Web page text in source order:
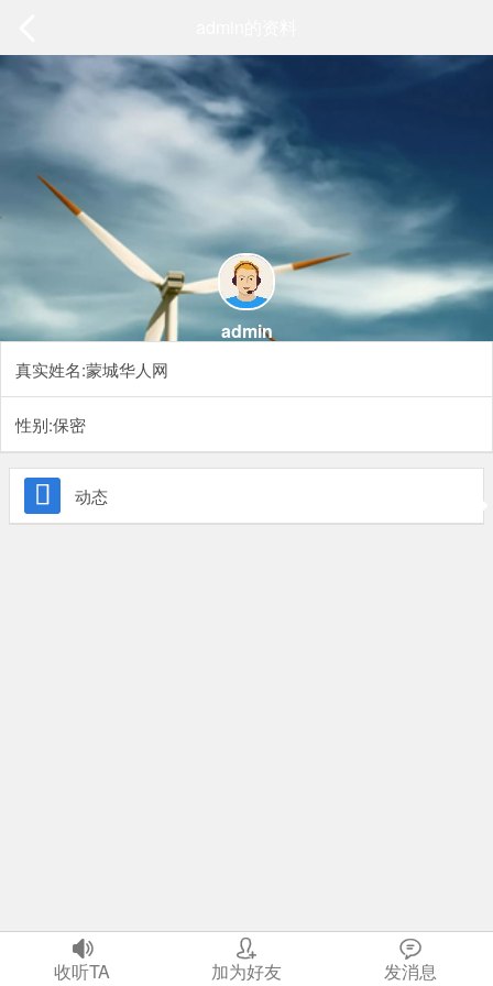
admin
真实姓名:蒙城华人网
性别:保密
 动态

收听TA

加为好友

发消息
首页 生活